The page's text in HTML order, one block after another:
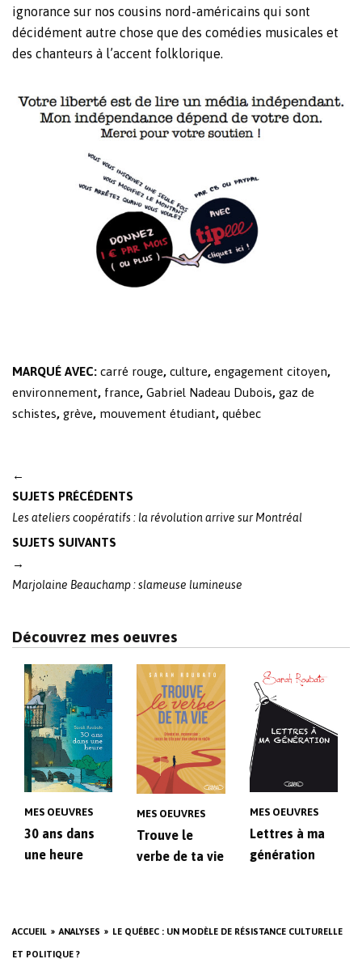
ACCUEIL ANALYSES LE QUÉBEC : UN MODÈLE DE RÉSISTANCE CULTURELLE
ET POLITIQUE ?
ignorance sur nos cousins nord-américains qui sont
décidément autre chose que des comédies musicales et
des chanteurs à l’accent folklorique.
MARQUÉ AVEC: carré rouge, culture, engagement citoyen,
environnement, france, Gabriel Nadeau Dubois, gaz de
schistes, grève, mouvement étudiant, québec
Post
navigation
←
SUJETS PRÉCÉDENTS
Les ateliers coopératifs : la révolution arrive sur Montréal
SUJETS SUIVANTS
→
Marjolaine Beauchamp : slameuse lumineuse
Découvrez mes oeuvres
MES OEUVRES
30 ans dans
une heure
MES OEUVRES
Trouve le
verbe de ta vie
MES OEUVRES
Lettres à ma
génération